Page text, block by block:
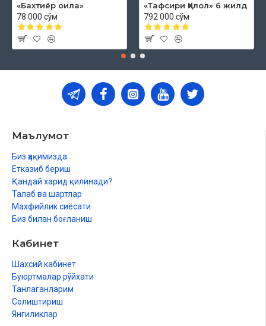
«Бахтиёр оила»
78 000 сўм
«Тафсири Ҳилол» 6 жилд
792 000 сўм
Маълумот
Биз ҳақимизда
Етказиб бериш
Қандай харид қилинади?
Талаб ва шартлар
Махфийлик сиёсати
Биз билан боғланиш
Кабинет
Шахсий кабинет
Буюртмалар рўйхати
Танлаганларим
Солиштириш
Янгиликлар